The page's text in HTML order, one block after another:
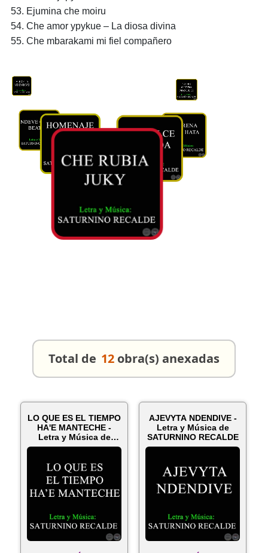
Ejumina che moiru
Che amor ypykue – La diosa divina
Che mbarakami mi fiel compañero
Total de 12 obra(s) anexadas
LO QUE ES EL TIEMPO
HA'E MANTECHE -
Letra y Música de
SATURNINO R...
AJEVYTA NDENDIVE -
Letra y Música de
SATURNINO RECALDE